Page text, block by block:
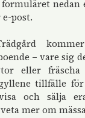
nedan
post.
– vare sig
eller fräscha
tillfälle
och sälja
mer om